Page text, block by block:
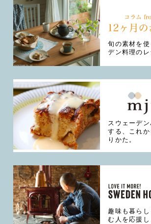
旬の素材を
デン料理のレ
スウェーデ
する、これ
りかた。
趣味も暮ら
む人を応援し